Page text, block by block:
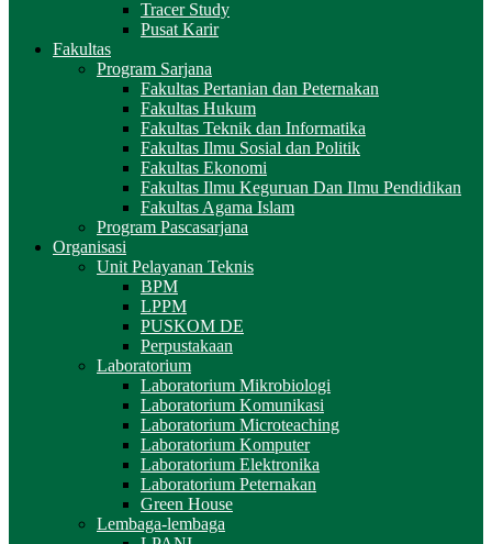
Tracer Study
Pusat Karir
Fakultas
Program Sarjana
Fakultas Pertanian dan Peternakan
Fakultas Hukum
Fakultas Teknik dan Informatika
Fakultas Ilmu Sosial dan Politik
Fakultas Ekonomi
Fakultas Ilmu Keguruan Dan Ilmu Pendidikan
Fakultas Agama Islam
Program Pascasarjana
Organisasi
Unit Pelayanan Teknis
BPM
LPPM
PUSKOM DE
Perpustakaan
Laboratorium
Laboratorium Mikrobiologi
Laboratorium Komunikasi
Laboratorium Microteaching
Laboratorium Komputer
Laboratorium Elektronika
Laboratorium Peternakan
Green House
Lembaga-lembaga